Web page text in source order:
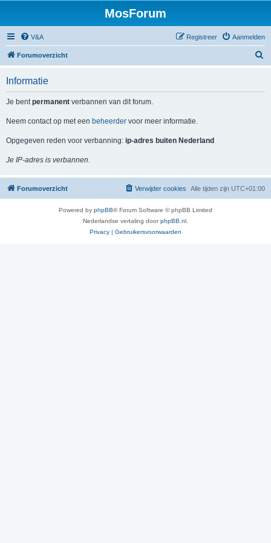
MosForum
V&A Aanmelden
Registreer
Forumoverzicht
Informatie
Je bentpermanent verbannen van dit forum.
Neem contact op met een beheerder voor meer informatie.
Opgegeven reden voor verbanning: ip-adres buiten Nederland
Je IP-adres is verbannen.
Forumoverzicht Alle tijden zijn UTC+01:00
Verwijder cookies
Powered by phpBB® Forum Software © phpBB Limited
Nederlandse vertaling doorphpBB.nl
Privacy | Gebruikersvoorwaarden